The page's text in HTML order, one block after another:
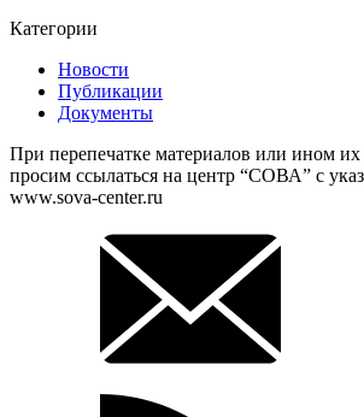
Категории
Новости
Публикации
Документы
При перепечатке материалов или ином их
просим ссылаться на центр “СОВА” с
www.sova-center.ru